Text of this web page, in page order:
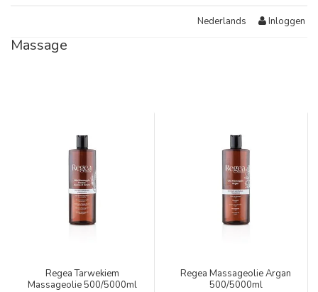
Nederlands Inloggen
Massage
Regea Tarwekiem
Massageolie 500/5000ml
Regea Massageolie Argan
500/5000ml